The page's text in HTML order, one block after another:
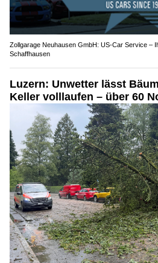
Zollgarage Neuhausen GmbH: US-Car Service –
Schaffhausen
Luzern: Unwetter lässt
Keller volllaufen – über 60